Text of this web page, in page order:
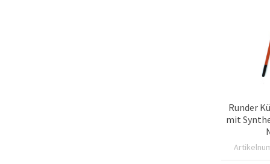
Runder
mit